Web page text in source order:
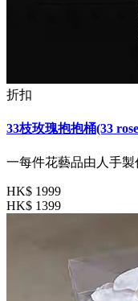
折扣
33枝玫瑰抱抱桶(33
一每件花藝品由人手
HK$ 1999
HK$ 1399